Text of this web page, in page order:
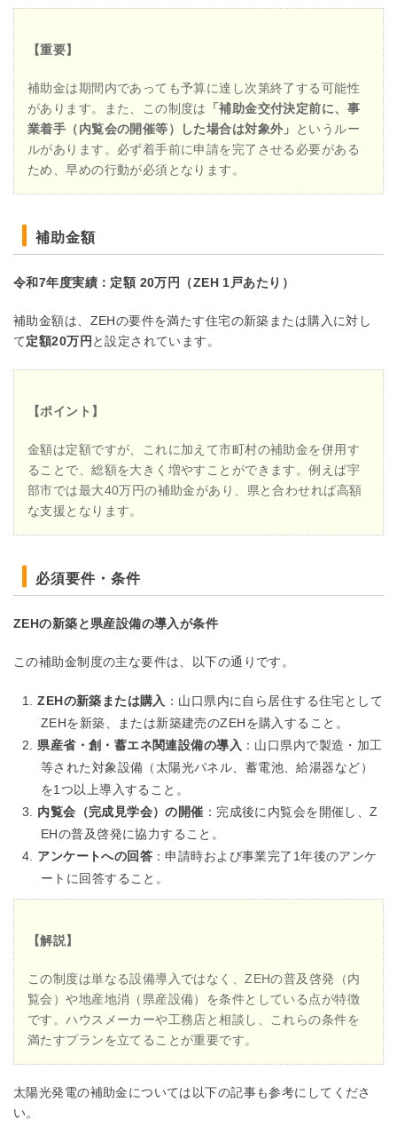
【重要】
補助金は期間内であっても予算に達し次第終了する可能性
があります。また、この制度は
「補助金交付決定前に、事
業着手（内覧会の開催等）した場合は対象外」
というルー
ルがあります。必ず着手前に申請を完了させる必要がある
ため、早めの行動が必須となります。
補助金額
令和7年度実績：定額 20万円（ZEH 1戸あたり）
補助金額は、ZEHの要件を満たす住宅の新築または購入に対し
て定額20万円 と設定されています。
【ポイント】
金額は定額ですが、これに加えて市町村の補助金を併用す
ることで、総額を大きく増やすことができます。例えば宇
部市では最大40万円の補助金があり、県と合わせれば高額
な支援となります。
必須要件・条件
ZEHの新築と県産設備の導入が条件
この補助金制度の主な要件は、以下の通りです。
ZEHの新築または購入 ：山口県内に自ら居住する住宅として
ZEHを新築、または新築建売のZEHを購入すること。
県産省・創・蓄エネ関連設備の導入 ：山口県内で製造・加工
等された対象設備（太陽光パネル、蓄電池、給湯器など）
を1つ以上導入すること。
内覧会（完成見学会）の開催 ：完成後に内覧会を開催し、Z
EHの普及啓発に協力すること。
アンケートへの回答 ：申請時および事業完了1年後のアンケ
ートに回答すること。
【解説】
この制度は単なる設備導入ではなく、ZEHの普及啓発（内
覧会）や地産地消（県産設備）を条件としている点が特徴
です。ハウスメーカーや工務店と相談し、これらの条件を
満たすプランを立てることが重要です。
太陽光発電の補助金については以下の記事も参考にしてくださ
い。